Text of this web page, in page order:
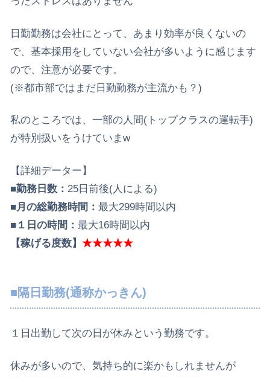
日勤勤務は会社にとって、あまり効率が良くないの
で、基本採用をしていない会社が多いように感じます
ので、注意が必要です。
(※都市部ではまだ日勤勤務が主流かも？)
私のところでは、一部の人間(トップクラスの運転手)
が特別扱いをうけていまw
【詳細データー】
■勤務日数： 25日前後(人による)
■月の総勤務時間： 最大299時間以内
■１日の時間： 最大16時間以内
【稼げる度数】 ★★★★★
■隔日勤務(通称かっきん)
１日出勤して次の日が休みという勤務です。
休みが多いので、気持ち的に楽かもしれませんが